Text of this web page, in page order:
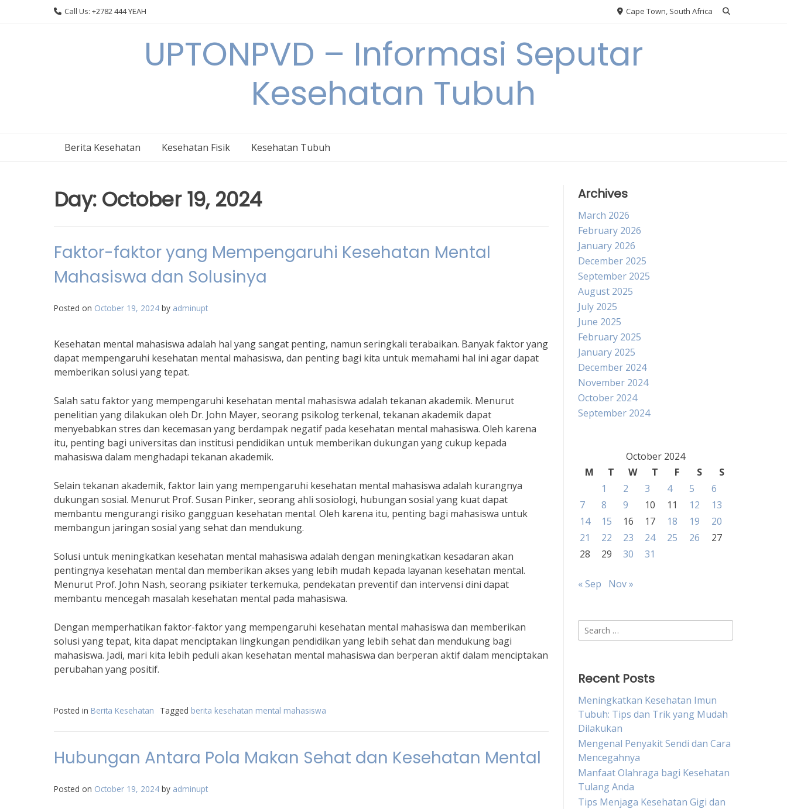
Call Us: +2782 444 YEAH Cape Town, South Africa
UPTONPVD – Informasi Seputar
Kesehatan Tubuh
Berita Kesehatan Kesehatan Fisik Kesehatan Tubuh
Day: October 19, 2024
Faktor-faktor yang Mempengaruhi Kesehatan Mental
Mahasiswa dan Solusinya
Posted on October 19, 2024 by adminupt
Kesehatan mental mahasiswa adalah hal yang sangat penting, namun seringkali terabaikan. Banyak faktor yang
dapat mempengaruhi kesehatan mental mahasiswa, dan penting bagi kita untuk memahami hal ini agar dapat
memberikan solusi yang tepat.
Salah satu faktor yang mempengaruhi kesehatan mental mahasiswa adalah tekanan akademik. Menurut
penelitian yang dilakukan oleh Dr. John Mayer, seorang psikolog terkenal, tekanan akademik dapat
menyebabkan stres dan kecemasan yang berdampak negatif pada kesehatan mental mahasiswa. Oleh karena
itu, penting bagi universitas dan institusi pendidikan untuk memberikan dukungan yang cukup kepada
mahasiswa dalam menghadapi tekanan akademik.
Selain tekanan akademik, faktor lain yang mempengaruhi kesehatan mental mahasiswa adalah kurangnya
dukungan sosial. Menurut Prof. Susan Pinker, seorang ahli sosiologi, hubungan sosial yang kuat dapat
membantu mengurangi risiko gangguan kesehatan mental. Oleh karena itu, penting bagi mahasiswa untuk
membangun jaringan sosial yang sehat dan mendukung.
Solusi untuk meningkatkan kesehatan mental mahasiswa adalah dengan meningkatkan kesadaran akan
pentingnya kesehatan mental dan memberikan akses yang lebih mudah kepada layanan kesehatan mental.
Menurut Prof. John Nash, seorang psikiater terkemuka, pendekatan preventif dan intervensi dini dapat
membantu mencegah masalah kesehatan mental pada mahasiswa.
Dengan memperhatikan faktor-faktor yang mempengaruhi kesehatan mental mahasiswa dan memberikan
solusi yang tepat, kita dapat menciptakan lingkungan pendidikan yang lebih sehat dan mendukung bagi
mahasiswa. Jadi, mari kita lebih peduli akan kesehatan mental mahasiswa dan berperan aktif dalam menciptakan
perubahan yang positif.
Posted in Berita Kesehatan Tagged berita kesehatan mental mahasiswa
Hubungan Antara Pola Makan Sehat dan Kesehatan Mental
Posted on October 19, 2024 by adminupt
Archives
March 2026
February 2026
January 2026
December 2025
September 2025
August 2025
July 2025
June 2025
February 2025
January 2025
December 2024
November 2024
October 2024
September 2024
October 2024
M
T W T F S
S
1
2 3 4 5
6
7
8 9 10 11 12
13
14
15 16 17 18 19
20
21
22 23 24 25 26
27
28
29 30 31
« Sep Nov »
Search
for:
Recent Posts
Meningkatkan Kesehatan Imun
Tubuh: Tips dan Trik yang Mudah
Dilakukan
Mengenal Penyakit Sendi dan Cara
Mencegahnya
Manfaat Olahraga bagi Kesehatan
Tulang Anda
Tips Menjaga Kesehatan Gigi dan